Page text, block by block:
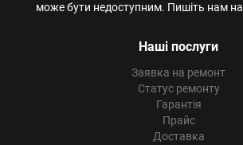
може бути недоступним. Пишіть нам на
Наші послуги
Заявка на ремонт
Статус ремонту
Гарантія
Прайс
Доставка